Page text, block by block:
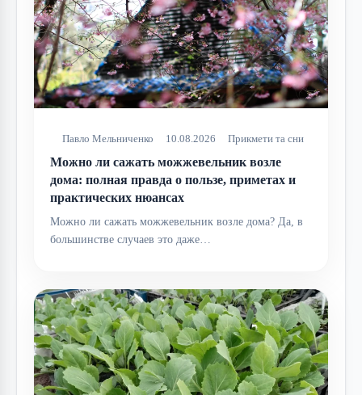
Павло Мельниченко 10.08.2026 Прикмети та сни
Можно ли сажать можжевельник возле
дома: полная правда о пользе, приметах и
практических нюансах
Можно ли сажать можжевельник возле дома? Да, в
большинстве случаев это даже…